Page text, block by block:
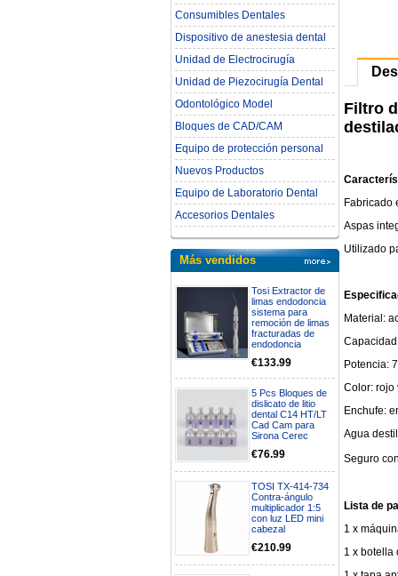
Consumibles Dentales
Dispositivo de anestesia dental
Unidad de Electrocirugía
Unidad de Piezocirugía Dental
Odontológico Model
Bloques de CAD/CAM
Equipo de protección personal
Nuevos Productos
Equipo de Laboratorio Dental
Accesorios Dentales
Más vendidos
Tosi Extractor de
limas endodoncia
sistema para
remoción de limas
fracturadas de
endodoncia
€133.99
5 Pcs Bloques de
dislicato de litio
dental C14 HT/LT
Cad Cam para
Sirona Cerec
€76.99
TOSI TX-414-734
Contra-ángulo
multiplicador 1:5
con luz LED mini
cabezal
€210.99
Filtro
Fabricado
Aspas
Utilizado
Material:
Potencia:
Color: rojo
Enchufe:
Agua
Seguro
Lista de
1 x
1 x botella